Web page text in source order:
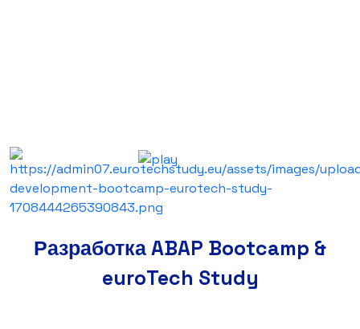
Разработка ABAP Bootcamp &
euroTech Study